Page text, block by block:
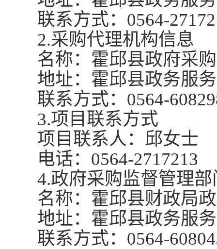
联系方式： 0564-
2.采购代理机构信息
名称：霍邱县政府采
地址：霍邱县政务服
联系方式： 0564-
3.项目联系方式
项目联系人：邱女士
电话： 0564-2717213
4.政府采购监督管理
名称：霍邱县财政局
地址：霍邱县政务服
联系方式： 0564-